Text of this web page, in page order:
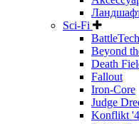
Sci-Fi
BattleTech
Beyond
Death
Fallout
Iron-Core
Judge
Konflikt